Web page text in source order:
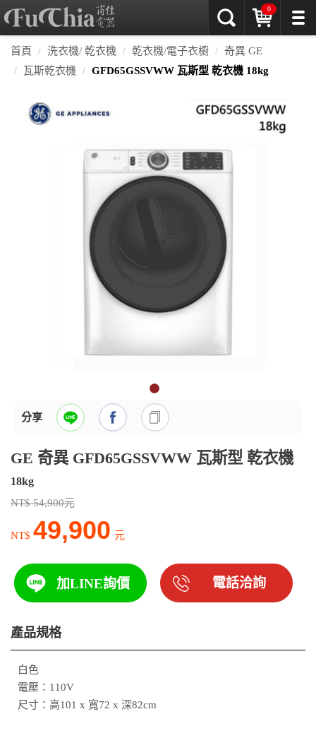
0
首頁 洗衣機/ 乾衣機 乾衣機/電子衣櫥
奇異 GE
瓦斯乾衣機
GFD65GSSVWW 瓦斯型 乾衣機 18kg
分享
GE 奇異 GFD65GSSVWW 瓦斯型 乾衣機
18kg
NT$ 54,900元
NT$ 49,900 元
加LINE詢價 電話洽詢
產品規格
白色
電壓：110V
尺寸：高101 x 寬72 x 深82cm